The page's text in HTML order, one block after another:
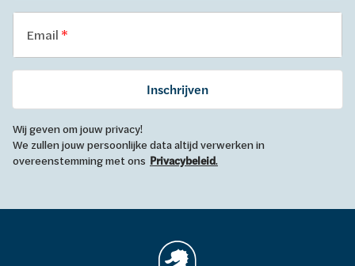
Email
Inschrijven
Wij geven om jouw privacy!
We zullen jouw persoonlijke data altijd verwerken in
overeenstemming met ons Privacybeleid.